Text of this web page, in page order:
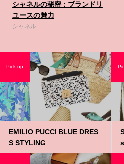
シャネルの秘密：ブランドリ
ユースの魅力
シャネル
EMILIO PUCCI BLUE DRES
S STYLING
Pick up
s